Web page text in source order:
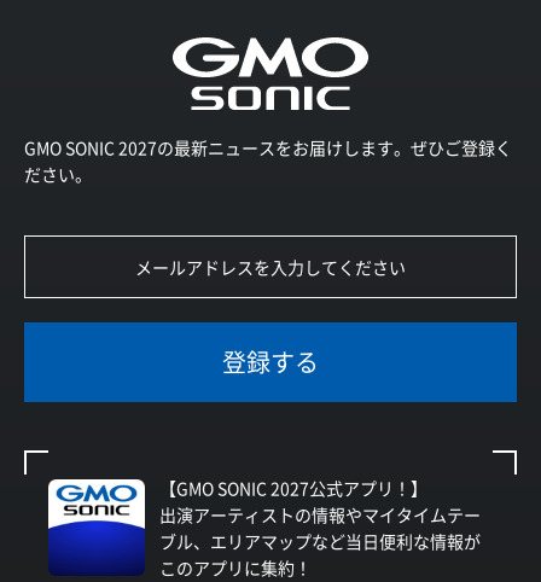
GMO SONIC 2027の最新ニュースをお届けします。ぜひご登録く
ださい。
登録する
【GMO SONIC 2027公式アプリ！】
出演アーティストの情報やマイタイムテー
ブル、エリアマップなど当日便利な情報が
このアプリに集約！